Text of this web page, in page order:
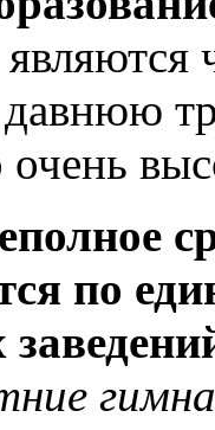
являются
очень
по